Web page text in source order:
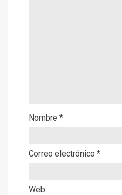
Nombre *
Correo electrónico *
Web